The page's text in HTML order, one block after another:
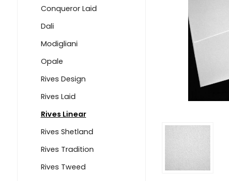
Conqueror Laid
Dali
Modigliani
Opale
Rives Design
Rives Laid
Rives Linear
Rives Shetland
Rives Tradition
Rives Tweed